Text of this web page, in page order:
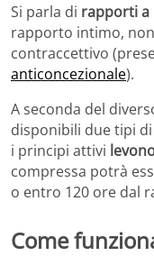
Si parla di rapporti a
rapporto intimo,
contraccettivo
anticoncezionale).
A seconda del
disponibili due tipi
i principi attivi
compressa potrà
o entro 120 ore dal
Come